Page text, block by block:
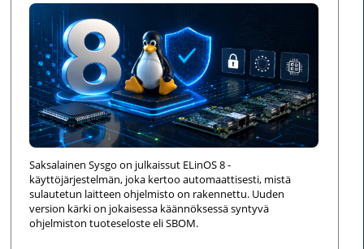
Saksalainen Sysgo on julkaissut ELinOS 8 -
käyttöjärjestelmän, joka kertoo automaattisesti, mistä
sulautetun laitteen ohjelmisto on rakennettu. Uuden
version kärki on jokaisessa käännöksessä syntyvä
ohjelmiston tuoteseloste eli SBOM.